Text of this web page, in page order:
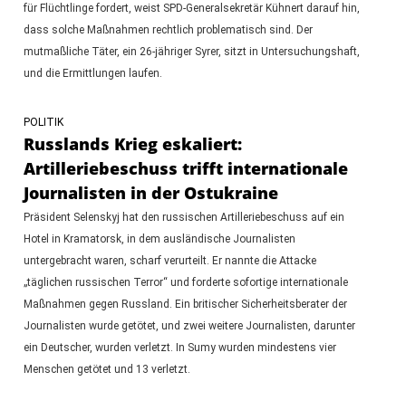
für Flüchtlinge fordert, weist SPD-Generalsekretär Kühnert darauf hin,
dass solche Maßnahmen rechtlich problematisch sind. Der
mutmaßliche Täter, ein 26-jähriger Syrer, sitzt in Untersuchungshaft,
und die Ermittlungen laufen.
POLITIK
Russlands Krieg eskaliert:
Artilleriebeschuss trifft internationale
Journalisten in der Ostukraine
Präsident Selenskyj hat den russischen Artilleriebeschuss auf ein
Hotel in Kramatorsk, in dem ausländische Journalisten
untergebracht waren, scharf verurteilt. Er nannte die Attacke
„täglichen russischen Terror“ und forderte sofortige internationale
Maßnahmen gegen Russland. Ein britischer Sicherheitsberater der
Journalisten wurde getötet, und zwei weitere Journalisten, darunter
ein Deutscher, wurden verletzt. In Sumy wurden mindestens vier
Menschen getötet und 13 verletzt.